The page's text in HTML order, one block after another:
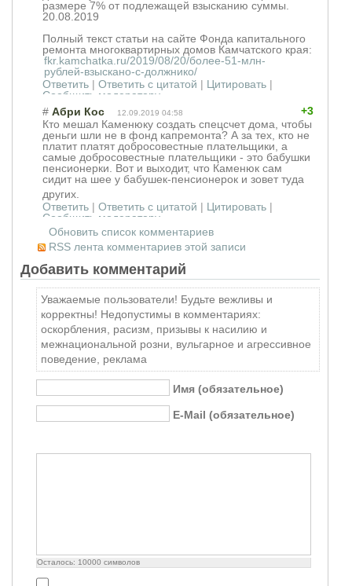
размере 7% от подлежащей взысканию суммы.
20.08.2019
Полный текст статьи на сайте Фонда капитального
ремонта многоквартирных домов Камчатского края:
fkr.kamchatka.ru/2019/08/20/более-51-млн-
рублей-взыскано-с-должнико/
Ответить | Ответить с цитатой | Цитировать |
Сообщить модератору
+3
# Абри Кос 12.09.2019 04:58
Кто мешал Каменюку создать спецсчет дома, чтобы
деньги шли не в фонд капремонта? А за тех, кто не
платит платят добросовестные плательщики, а
самые добросовестные плательщики - это бабушки
пенсионерки. Вот и выходит, что Каменюк сам
сидит на шее у бабушек-пенсионерок и зовет туда
других.
Ответить | Ответить с цитатой | Цитировать |
Сообщить модератору
Обновить список комментариев
RSS лента комментариев этой записи
Добавить комментарий
Уважаемые пользователи! Будьте вежливы и
корректны! Недопустимы в комментариях:
оскорбления, расизм, призывы к насилию и
межнациональной розни, вульгарное и агрессивное
поведение, реклама
Имя (обязательное)
E-Mail (обязательное)
Осталось: 10000 символов